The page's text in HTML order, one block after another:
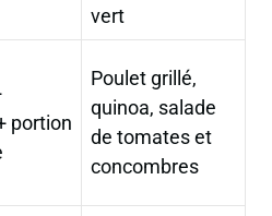
vert
portion
Poulet grillé,
quinoa, salade
de tomates et
concombres